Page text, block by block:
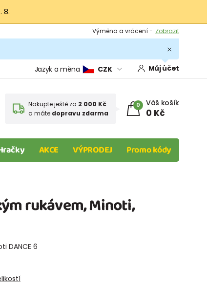
8.
Výměna a vrácení - Zobrazit
Podmínky
Jazyk a měna CZK Můj účet
Nakupte ještě za 2 000 Kč
a máte dopravu zdarma
0 Váš košík
0 Kč
AKCE VÝPRODEJ Promo kódy
rukávem, Minoti,
DANCE 6